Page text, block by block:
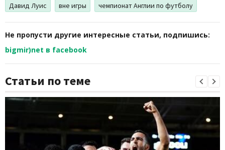
Давид Луис
вне игры чемпионат Англии по футболу
Не пропусти другие интересные статьи, подпишись:
bigmir)net в facebook
Статьи по теме